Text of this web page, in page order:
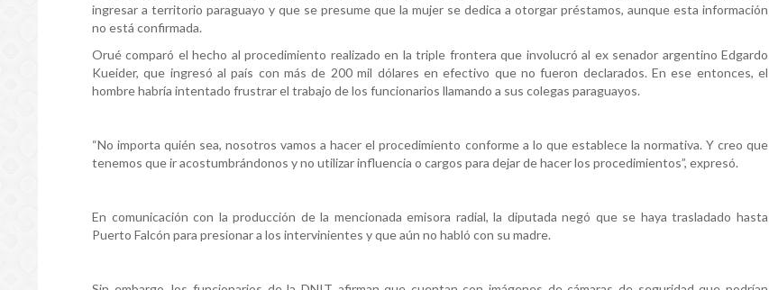
ingresar a territorio paraguayo y que se presume que la mujer se dedica a otorgar préstamos, aunque esta información
no está confirmada.
Orué comparó el hecho al procedimiento realizado en la triple frontera que involucró al ex senador argentino Edgardo
Kueider, que ingresó al país con más de 200 mil dólares en efectivo que no fueron declarados. En ese entonces, el
hombre habría intentado frustrar el trabajo de los funcionarios llamando a sus colegas paraguayos.
“No importa quién sea, nosotros vamos a hacer el procedimiento conforme a lo que establece la normativa. Y creo que
tenemos que ir acostumbrándonos y no utilizar influencia o cargos para dejar de hacer los procedimientos”, expresó.
En comunicación con la producción de la mencionada emisora radial, la diputada negó que se haya trasladado hasta
Puerto Falcón para presionar a los intervinientes y que aún no habló con su madre.